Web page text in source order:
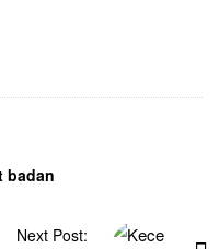
badan
Next Post: